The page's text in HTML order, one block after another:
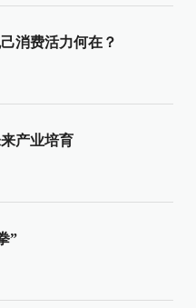
消费活力何在？
产业培育
”